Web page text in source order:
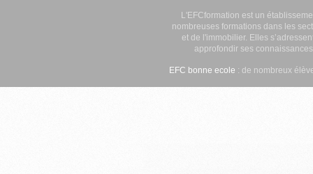
L'EFCformation est un
nombreuses formations dans les
et de l'immobilier. Elles
approfondir ses
EFC bonne ecole : de nombreux